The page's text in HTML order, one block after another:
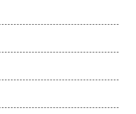
」へ！
っていて失敗できな
も自分を甘やかして
嫁さんは、プロのト